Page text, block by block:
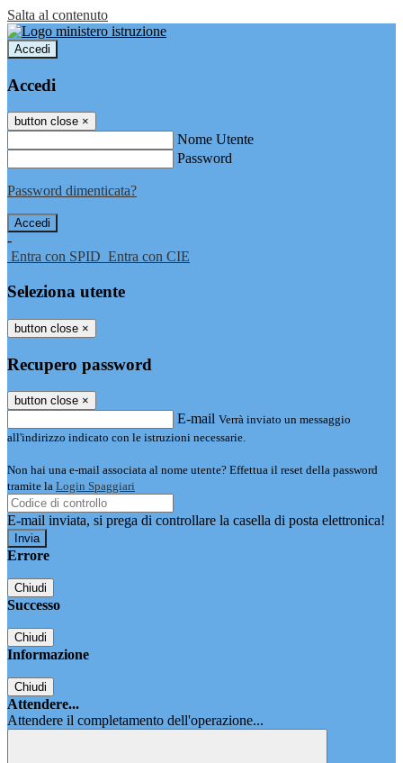
Salta al contenuto
Accedi
Accedi
button close ×
Nome Utente
Password
Password dimenticata?
-
Entra con SPID Entra con CIE
Seleziona utente
button close ×
Recupero password
button close ×
E-mail Verrà inviato un messaggio
all'indirizzo indicato con le istruzioni necessarie.
Non hai una e-mail associata al nome utente? Effettua il reset della password
tramite la Login Spaggiari
E-mail inviata, si prega di controllare la casella di posta elettronica!
Errore
Chiudi
Successo
Chiudi
Informazione
Chiudi
Attendere...
Attendere il completamento dell'operazione...